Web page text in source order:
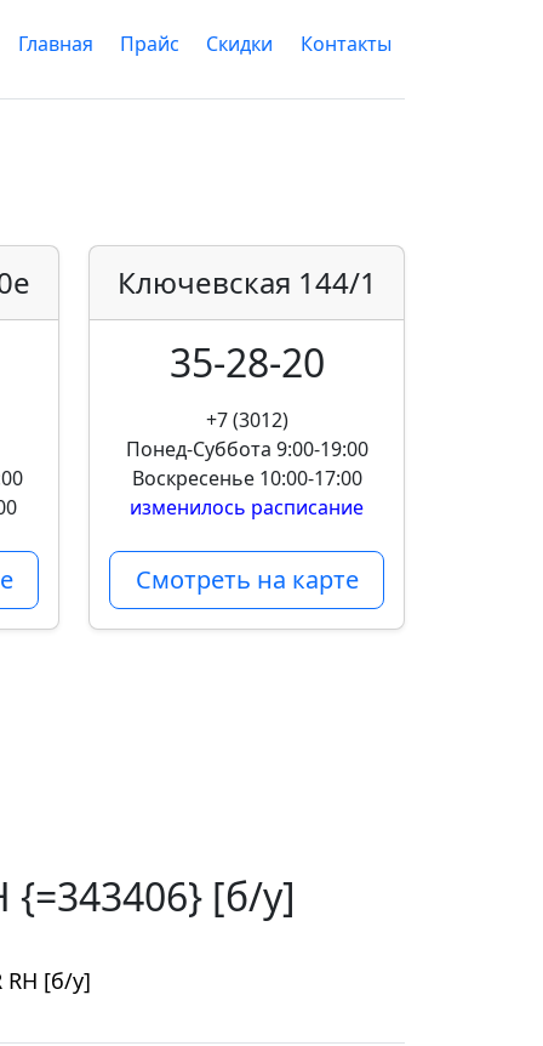
Главная Прайс Скидки Контакты
Ключевская 144/1
35-28-20
+7 (3012)
Понед-Суббота 9:00-19:00
Воскресенье 10:00-17:00
изменилось расписание
Смотреть на карте
{=343406} [б/у]
RH [б/у]